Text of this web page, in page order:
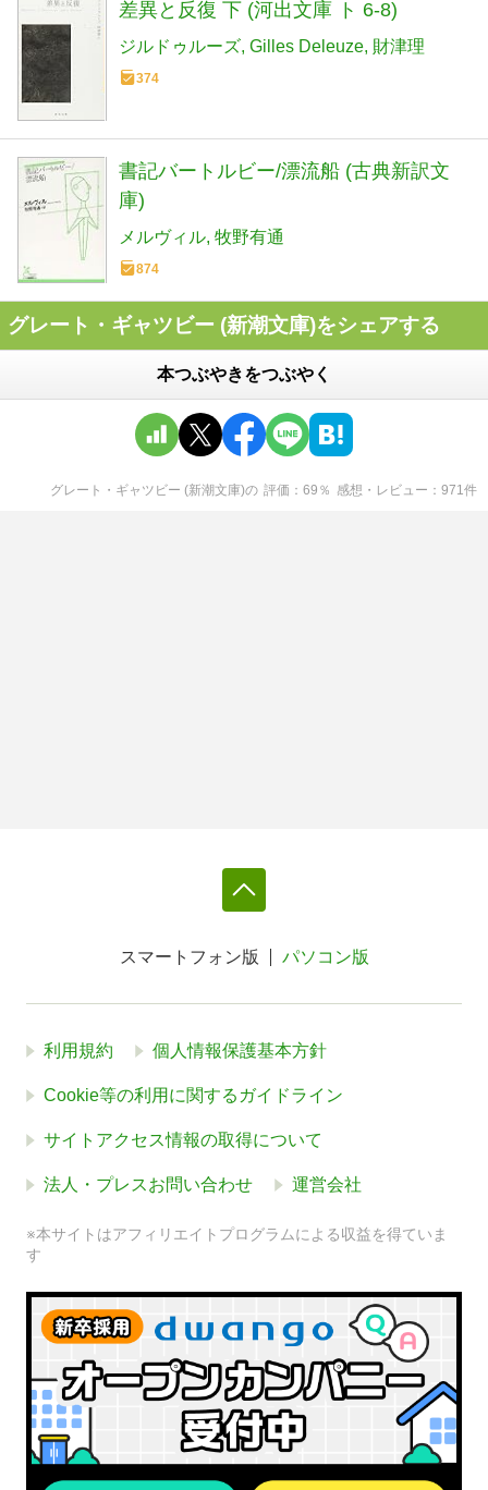
差異と反復 下 (河出文庫 ト 6-8)
ジルドゥルーズ Gilles Deleuze 財津理
374
書記バートルビー/漂流船 (古典新訳文
庫)
メルヴィル 牧野有通
874
グレート・ギャツビー (新潮文庫)をシェアする
本つぶやきをつぶやく
グレート・ギャツビー (新潮文庫)の 評価 69 ％ 感想・レビュー 971件
スマートフォン版 パソコン版
利用規約 個人情報保護基本方針
Cookie等の利用に関するガイドライン
サイトアクセス情報の取得について
法人・プレスお問い合わせ 運営会社
※本サイトはアフィリエイトプログラムによる収益を得ていま
す